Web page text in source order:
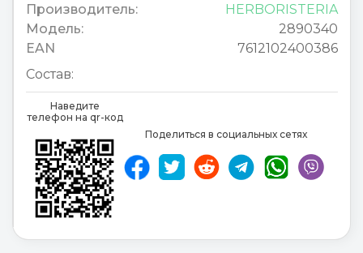
Производитель:
HERBORISTERIA
Модель:
2890340
EAN
7612102400386
Состав:
Наведите
телефон на qr-код
Поделиться в социальных сетях